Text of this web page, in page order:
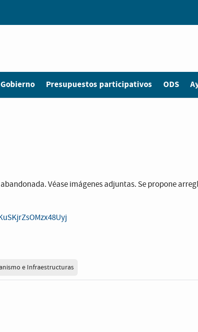
Presupuestos participativos ODS
Véase imágenes adjuntas. Se propone
e Infraestructuras